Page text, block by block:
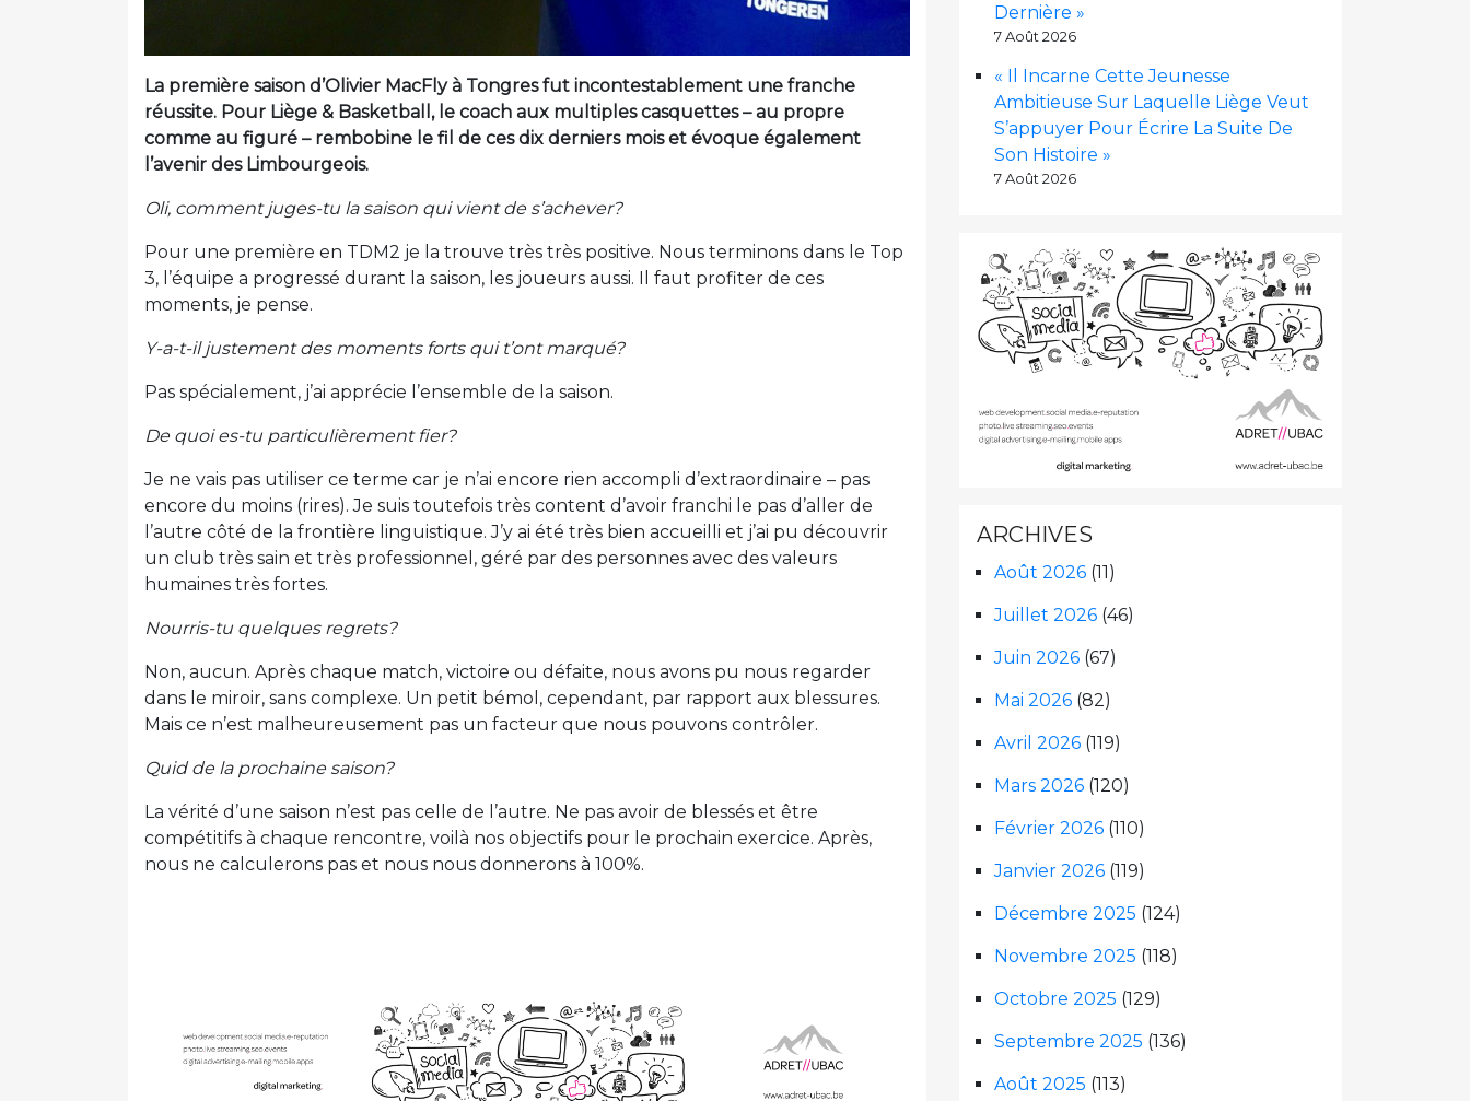
La première saison d’Olivier MacFly à Tongres fut incontestablement une franche
réussite. Pour Liège & Basketball, le coach aux multiples casquettes – au propre
comme au figuré – rembobine le fil de ces dix derniers mois et évoque également
l’avenir des Limbourgeois.
Oli, comment juges-tu la saison qui vient de s’achever?
Pour une première en TDM2 je la trouve très très positive. Nous terminons dans le Top
3, l’équipe a progressé durant la saison, les joueurs aussi. Il faut profiter de ces
moments, je pense.
Y-a-t-il justement des moments forts qui t’ont marqué?
Pas spécialement, j’ai apprécie l’ensemble de la saison.
De quoi es-tu particulièrement fier?
Je ne vais pas utiliser ce terme car je n’ai encore rien accompli d’extraordinaire – pas
encore du moins (rires). Je suis toutefois très content d’avoir franchi le pas d’aller de
l’autre côté de la frontière linguistique. J’y ai été très bien accueilli et j’ai pu découvrir
un club très sain et très professionnel, géré par des personnes avec des valeurs
humaines très fortes.
Nourris-tu quelques regrets?
Non, aucun. Après chaque match, victoire ou défaite, nous avons pu nous regarder
dans le miroir, sans complexe. Un petit bémol, cependant, par rapport aux blessures.
Mais ce n’est malheureusement pas un facteur que nous pouvons contrôler.
Quid de la prochaine saison?
La vérité d’une saison n’est pas celle de l’autre. Ne pas avoir de blessés et être
compétitifs à chaque rencontre, voilà nos objectifs pour le prochain exercice. Après,
nous ne calculerons pas et nous nous donnerons à 100%.
Dernière »
7 Août 2026
« Il Incarne Cette Jeunesse
Ambitieuse Sur Laquelle Liège Veut
S’appuyer Pour Écrire La Suite De
Son Histoire »
7 Août 2026
ARCHIVES
Août 2026 (11)
Juillet 2026 (46)
Juin 2026 (67)
Mai 2026 (82)
Avril 2026 (119)
Mars 2026 (120)
Février 2026 (110)
Janvier 2026 (119)
Décembre 2025 (124)
Novembre 2025 (118)
Octobre 2025 (129)
Septembre 2025 (136)
Août 2025 (113)